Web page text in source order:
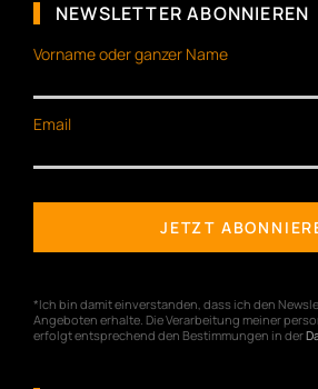
NEWSLETTER ABONNIEREN
Vorname oder ganzer Name
Email
*Ich bin damit einverstanden, dass ich den
Angeboten erhalte. Die Verarbeitung meiner
erfolgt entsprechend den Bestimmungen in der